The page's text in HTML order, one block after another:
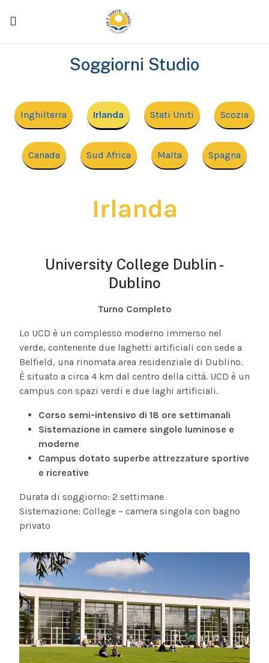
Soggiorni Studio
Inghilterra Irlanda Stati Uniti Scozia
Canada Sud Africa Malta Spagna
Irlanda
University College Dublin -
Dublino
Turno Completo
Lo UCD è un complesso moderno immerso nel
verde, contenente due laghetti artificiali con sede a
Belfield, una rinomata area residenziale di Dublino.
È situato a circa 4 km dal centro della città. UCD è un
campus con spazi verdi e due laghi artificiali.
Corso semi-intensivo di 18 ore settimanali
Sistemazione in camere singole luminose e
moderne
Campus dotato superbe attrezzature sportive
e ricreative
Durata di soggiorno: 2 settimane
Sistemazione: College – camera singola con bagno
privato